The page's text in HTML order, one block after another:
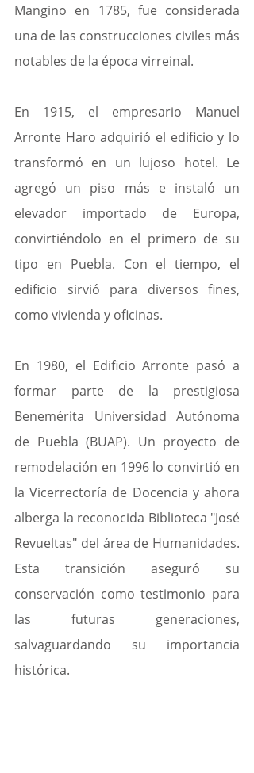
Mangino en 1785, fue considerada
una de las construcciones civiles más
notables de la época virreinal.
En 1915, el empresario Manuel
Arronte Haro adquirió el edificio y lo
transformó en un lujoso hotel. Le
agregó un piso más e instaló un
elevador importado de Europa,
convirtiéndolo en el primero de su
tipo en Puebla. Con el tiempo, el
edificio sirvió para diversos fines,
como vivienda y oficinas.
En 1980, el Edificio Arronte pasó a
formar parte de la prestigiosa
Benemérita Universidad Autónoma
de Puebla (BUAP). Un proyecto de
remodelación en 1996 lo convirtió en
la Vicerrectoría de Docencia y ahora
alberga la reconocida Biblioteca "José
Revueltas" del área de Humanidades.
Esta transición aseguró su
conservación como testimonio para
las futuras generaciones,
salvaguardando su importancia
histórica.